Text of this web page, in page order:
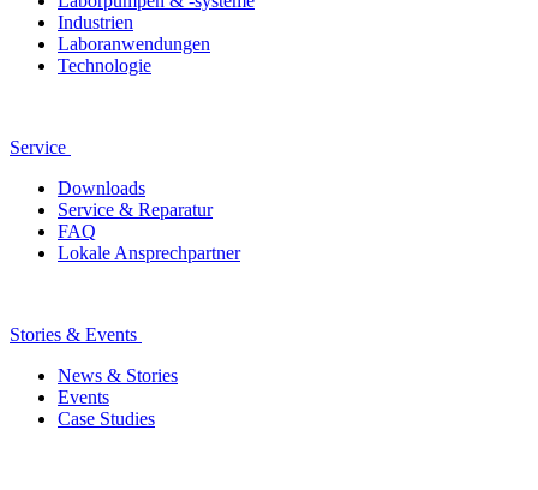
Industrien
Laboranwendungen
Technologie
Service
Downloads
Service & Reparatur
FAQ
Lokale Ansprechpartner
Stories & Events
News & Stories
Events
Case Studies